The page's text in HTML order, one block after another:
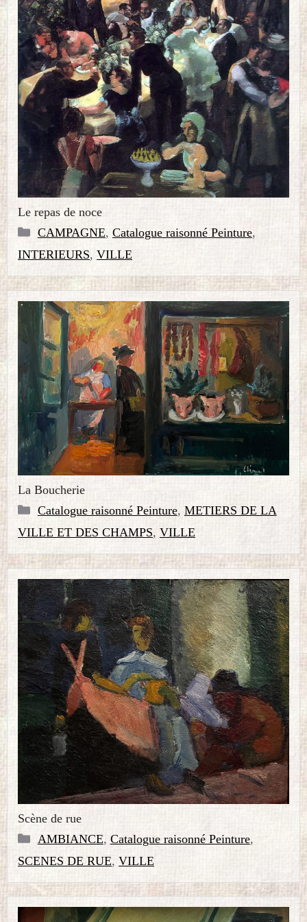
Le repas de noce
Catégories
CAMPAGNE, Catalogue raisonné Peinture,
INTERIEURS, VILLE
La Boucherie
Catégories
Catalogue raisonné Peinture, METIERS DE LA
VILLE ET DES CHAMPS, VILLE
Scène de rue
Catégories
AMBIANCE, Catalogue raisonné Peinture,
SCENES DE RUE, VILLE